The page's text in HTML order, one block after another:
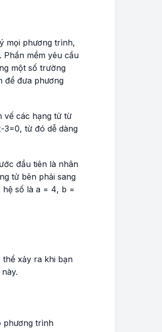
mọi phương trình,
Phần mềm yêu cầu
một số trường
để đưa phương
vế các hạng tử từ
3=0, từ đó dễ dàng
đầu tiên là nhân
tử bên phải sang
hệ số là a = 4, b =
xảy ra khi bạn
phương trình